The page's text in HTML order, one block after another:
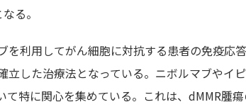
る。
を利用してがん細胞に対抗する患者の免疫応
立した治療法となっている。ニボルマブやイ
て特に関心を集めている。これは、dMMR腫